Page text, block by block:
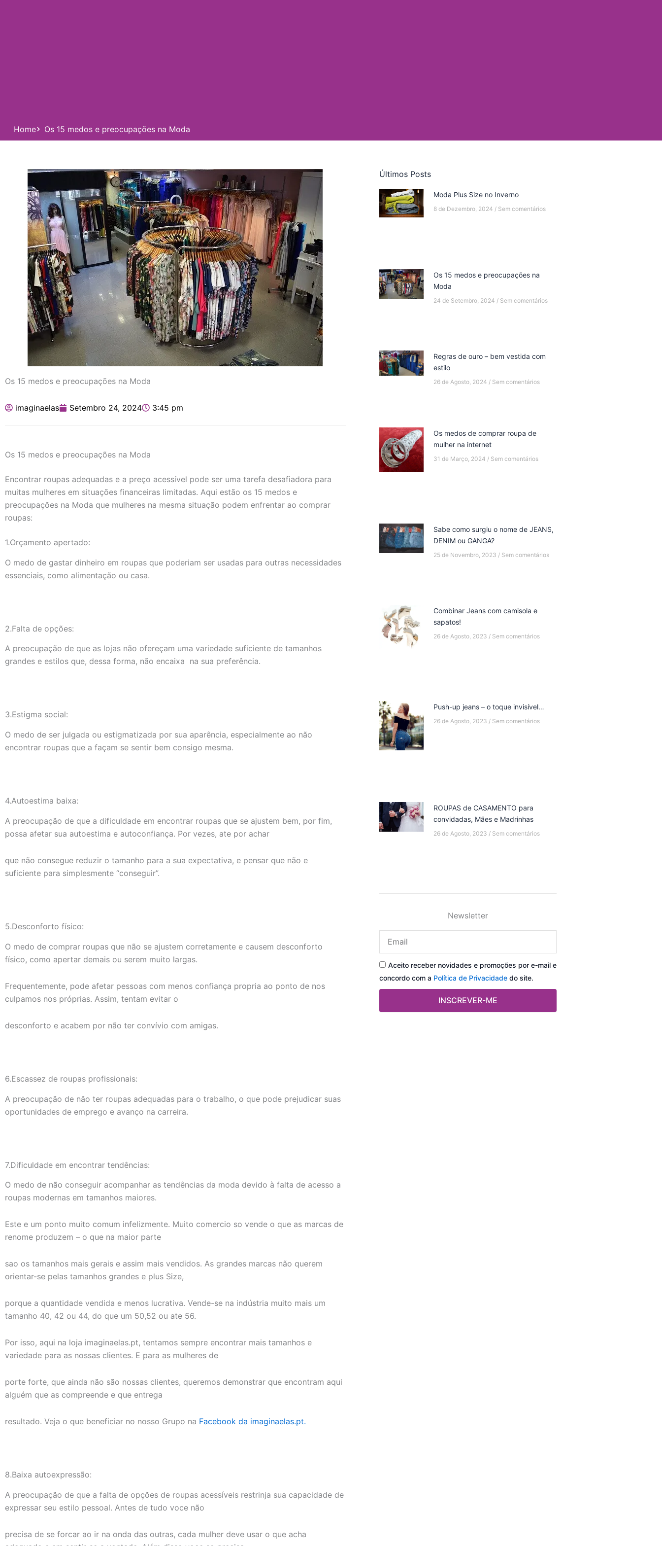
Home Os 15 medos e preocupações na Moda
Os 15 medos e preocupações na Moda
imaginaelas Setembro 24, 2024 3:45 pm
Os 15 medos e preocupações na Moda
Encontrar roupas adequadas e a preço acessível pode ser uma tarefa desafiadora para
muitas mulheres em situações financeiras limitadas. Aqui estão os 15 medos e
preocupações na Moda que mulheres na mesma situação podem enfrentar ao comprar
roupas:
1.Orçamento apertado:
O medo de gastar dinheiro em roupas que poderiam ser usadas para outras necessidades
essenciais, como alimentação ou casa.
2.Falta de opções:
A preocupação de que as lojas não ofereçam uma variedade suficiente de tamanhos
grandes e estilos que, dessa forma, não encaixa na sua preferência.
3.Estigma social:
O medo de ser julgada ou estigmatizada por sua aparência, especialmente ao não
encontrar roupas que a façam se sentir bem consigo mesma.
4.Autoestima baixa:
A preocupação de que a dificuldade em encontrar roupas que se ajustem bem, por fim,
possa afetar sua autoestima e autoconfiança. Por vezes, ate por achar
que não consegue reduzir o tamanho para a sua expectativa, e pensar que não e
suficiente para simplesmente “conseguir”.
5.Desconforto físico:
O medo de comprar roupas que não se ajustem corretamente e causem desconforto
físico, como apertar demais ou serem muito largas.
Frequentemente, pode afetar pessoas com menos confiança propria ao ponto de nos
culpamos nos próprias. Assim, tentam evitar o
desconforto e acabem por não ter convívio com amigas.
6.Escassez de roupas profissionais:
A preocupação de não ter roupas adequadas para o trabalho, o que pode prejudicar suas
oportunidades de emprego e avanço na carreira.
7.Dificuldade em encontrar tendências:
O medo de não conseguir acompanhar as tendências da moda devido à falta de acesso a
roupas modernas em tamanhos maiores.
Este e um ponto muito comum infelizmente. Muito comercio so vende o que as marcas de
renome produzem – o que na maior parte
sao os tamanhos mais gerais e assim mais vendidos. As grandes marcas não querem
orientar-se pelas tamanhos grandes e plus Size,
porque a quantidade vendida e menos lucrativa. Vende-se na indústria muito mais um
tamanho 40, 42 ou 44, do que um 50,52 ou ate 56.
Por isso, aqui na loja imaginaelas.pt, tentamos sempre encontrar mais tamanhos e
variedade para as nossas clientes. E para as mulheres de
porte forte, que ainda não são nossas clientes, queremos demonstrar que encontram aqui
alguém que as compreende e que entrega
resultado. Veja o que beneficiar no nosso Grupo na Facebook da imaginaelas.pt.
8.Baixa autoexpressão:
A preocupação de que a falta de opções de roupas acessíveis restrinja sua capacidade de
expressar seu estilo pessoal. Antes de tudo voce não
precisa de se forcar ao ir na onda das outras, cada mulher deve usar o que acha
Últimos Posts
Moda Plus Size no Inverno
8 de Dezembro, 2024 Sem comentários
Os 15 medos e preocupações na
Moda
24 de Setembro, 2024 Sem comentários
Regras de ouro – bem vestida com
estilo
26 de Agosto, 2024 Sem comentários
Os medos de comprar roupa de
mulher na internet
31 de Março, 2024 Sem comentários
Sabe como surgiu o nome de JEANS,
DENIM ou GANGA?
25 de Novembro, 2023 Sem comentários
Combinar Jeans com camisola e
sapatos!
26 de Agosto, 2023 Sem comentários
Push-up jeans – o toque invisível…
26 de Agosto, 2023 Sem comentários
ROUPAS de CASAMENTO para
convidadas, Mães e Madrinhas
26 de Agosto, 2023 Sem comentários
Newsletter
Aceito receber novidades e promoções por e-mail e
concordo com a Política de Privacidadedo site.
INSCREVER-ME